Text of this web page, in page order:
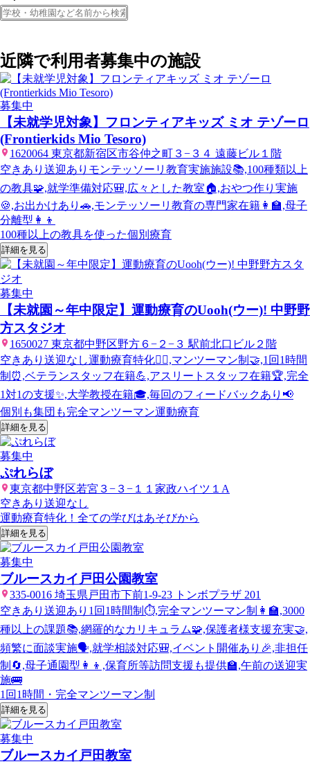
近隣で利用者募集中の施設
募集中
【未就学児対象】フロンティアキッズ ミオ テゾーロ
(Frontierkids Mio Tesoro)
1620064 東京都新宿区市谷仲之町３−３４ 遠藤ビル１階
空きあり 送迎あり モンテッソーリ教育実施施設📚,100種類以上
の教具🧩,就学準備対応🎒,広々とした教室🏠,おやつ作り実施
🍪,お出かけあり🚗,モンテッソーリ教育の専門家在籍👩‍🏫,母子
分離型👩‍👦
100種以上の教具を使った個別療育
詳細を見る
募集中
【未就園～年中限定】運動療育のUooh(ウー)! 中野野
方スタジオ
1650027 東京都中野区野方６−２−３ 駅前北口ビル２階
空きあり 送迎なし運動療育特化🏃‍♂️,マンツーマン制🤝,1回1時間
制⏰,ベテランスタッフ在籍💪,アスリートスタッフ在籍🏆,完全
1対1の支援✨,大学教授在籍🎓,毎回のフィードバックあり📢
個別も集団も完全マンツーマン運動療育
詳細を見る
募集中
ぷれらぼ
東京都中野区若宮３−３−１１家政ハイツ１A
空きあり 送迎なし
運動療育特化！全ての学びはあそびから
詳細を見る
募集中
ブルースカイ戸田公園教室
335-0016 埼玉県戸田市下前1-9-23 トンボプラザ 201
空きあり 送迎あり 1回1時間制⏱️,完全マンツーマン制👩‍🏫,3000
種以上の課題📚,網羅的なカリキュラム🧩,保護者様支援充実🤝,
頻繁に面談実施🗣️,就学相談対応🎒,イベント開催あり🎉,非担任
制🔄,母子通園型👩‍👦,保育所等訪問支援も提供🏫,午前の送迎実
施🚌
1回1時間・完全マンツーマン制
詳細を見る
募集中
ブルースカイ戸田教室